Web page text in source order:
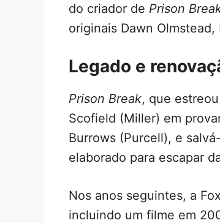
do criador de Prison
originais Dawn
Legado e
Prison Break, que
Scofield (Miller) em
Burrows (Purcell), e
elaborado para escapar
Nos anos seguintes, a
incluindo um filme em